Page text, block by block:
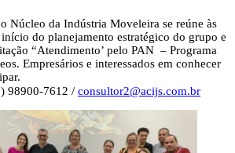
Núcleo da Indústria Moveleira se reúne às
do planejamento estratégico do grupo e
“Atendimento’ pelo PAN – Programa
Empresários e interessados em conhecer
98900-7612 / consultor2@acijs.com.br